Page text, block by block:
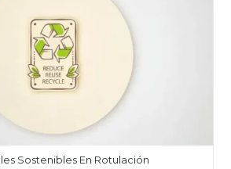
Sostenibles En Rotulación